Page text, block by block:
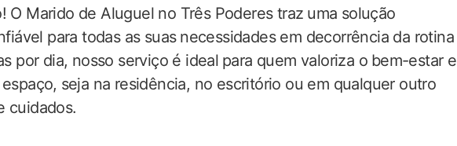
O Marido de Aluguel no Três Poderes traz⁤ uma solução
para todas as suas ⁢necessidades em decorrência da rotina
por dia, nosso serviço é ideal ⁤para quem valoriza o⁣ bem-estar e
seja na residência, no escritório ou em qualquer outro
cuidados.